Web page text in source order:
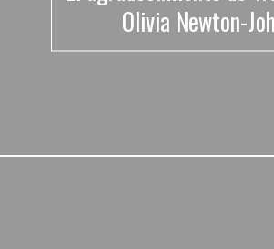
Olivia Newton-